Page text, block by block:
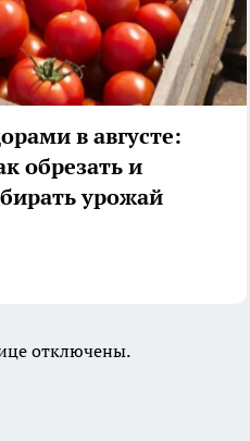
в августе:
обрезать и
урожай
отключены.